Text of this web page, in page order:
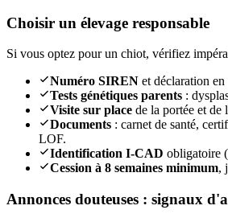
Choisir un élevage responsable
Si vous optez pour un chiot, vérifiez
Numéro SIREN et déclaration en
Tests génétiques parents :
Visite sur place de la portée et de
Documents : carnet de santé,
LOF.
Identification I-CAD obligatoire
Cession à 8 semaines minimum,
Annonces douteuses : signaux